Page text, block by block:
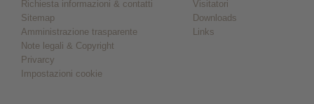
Richiesta informazioni & contatti
Sitemap
Amministrazione trasparente
Note legali & Copyright
Privarcy
Impostazioni cookie
Visitatori
Downloads
Links